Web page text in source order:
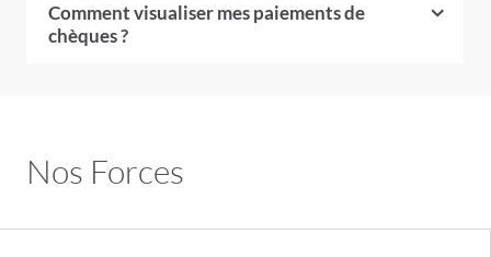
Comment visualiser mes paiements de
chèques ?
Nos Forces